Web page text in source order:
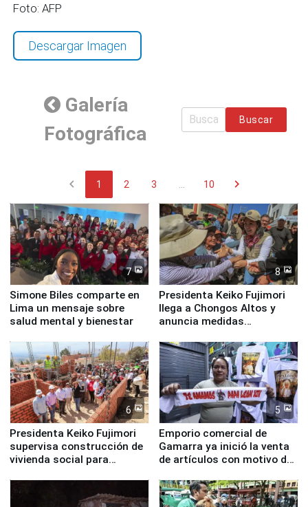
Foto: AFP
Descargar Imagen
Galería
Fotográfica
Buscar
chevron_left 1 2 3 10 chevron_right
7
Simone Biles comparte en
Lima un mensaje sobre
salud mental y bienestar
8
Presidenta Keiko Fujimori
llega a Chongos Altos y
anuncia medidas
educación, salud y empleo
6
Presidenta Keiko Fujimori
supervisa construcción de
vivienda social para
5
Emporio comercial de
Gamarra ya inició la venta
de artículos con motivo de